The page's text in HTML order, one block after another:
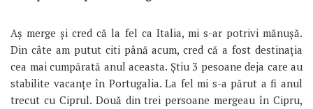
Aș merge și cred că la fel ca Italia, mi s-ar potrivi mănușă.
Din câte am putut citi până acum, cred că a fost destinația
cea mai cumpărată anul aceasta. Știu 3 pesoane deja care au
stabilite vacanțe în Portugalia. La fel mi s-a părut a fi anul
trecut cu Ciprul. Două din trei persoane mergeau în Cipru,